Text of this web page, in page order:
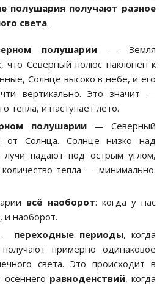
полушария получают разное
света.
полушарии — Земля
что Северный полюс наклонён к
Солнце высоко в небе, и его
вертикально. Это значит —
тепла, и наступает лето.
полушарии— Северный
от Солнца. Солнце низко над
лучи падают под острым углом,
тепла — минимально.
всё наоборот: когда у нас
и наоборот.
— переходные периоды, когда
примерно одинаковое
света. Это происходит в
равноденствий, когда